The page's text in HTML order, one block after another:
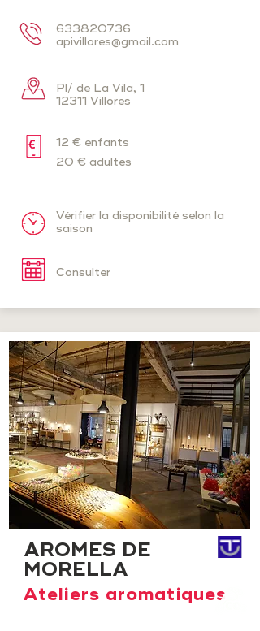
633820736
apivillores@gmail.com
Pl/ de La Vila, 1
12311 Villores
12 € enfants
20 € adultes
Vérifier la disponibilité selon la
saison
Consulter
AROMES DE
MORELLA
Ateliers aromatiques